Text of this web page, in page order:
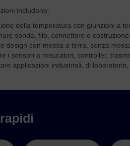
includono:
della temperatura con giunzioni a
sonda, filo, connettore o
design con messa a terra, senza
i sensori a misuratori, controller,
applicazioni industriali, di